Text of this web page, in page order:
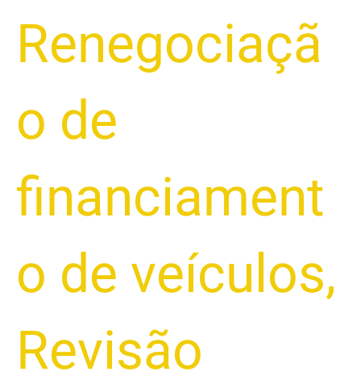
Renegociaçã
o de
financiament
o de veículos,
Revisão